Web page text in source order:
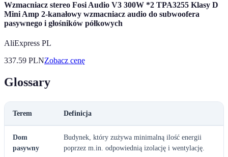
Wzmacniacz stereo Fosi Audio V3 300W *2 TPA3255 Klasy D
Mini Amp 2-kanałowy wzmacniacz audio do subwoofera
pasywnego i głośników półkowych
AliExpress PL
337.59 PLNZobacz cenę
Glossary
Terem Definicja
Dom
pasywny
Budynek, który zużywa minimalną ilość energii
poprzez m.in. odpowiednią izolację i wentylację.